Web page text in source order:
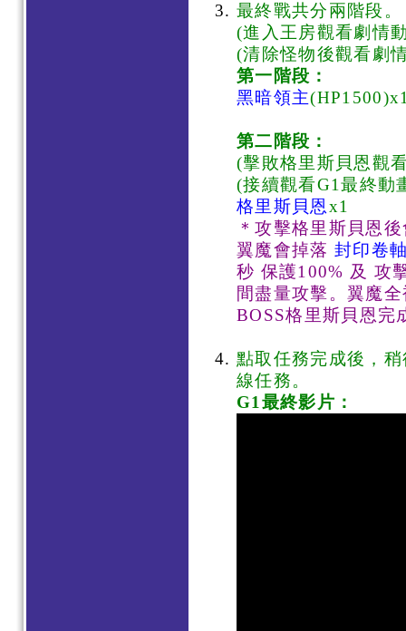
最終戰共分兩階段。
(進入王房觀看劇情
(清除怪物後觀看劇
第一階段：
黑暗領主
第二階段：
(擊敗格里斯貝恩觀
(接續觀看G1最終動
格里斯貝恩x1
＊攻擊格里斯貝恩
翼魔會掉落封印卷
秒 保護100% 及 攻
間盡量攻擊。翼魔
BOSS格里斯貝恩完
點取任務完成後，
線任務。
G1最終影片：